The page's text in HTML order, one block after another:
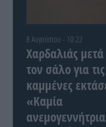
8 Αυγούστου - 10:22
Χαρδαλιάς μετά
τον σάλο για τις
καμμένες
«Καμία
ανεμογεννήτρια